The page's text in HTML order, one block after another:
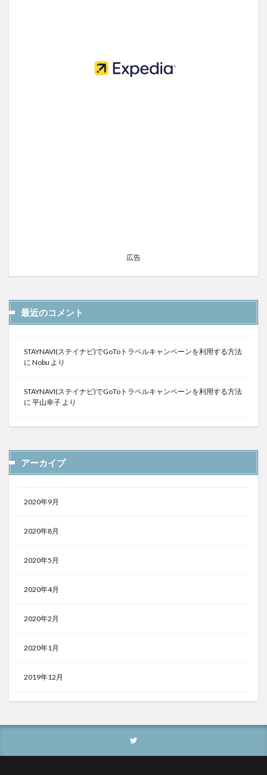
広告
最近のコメント
STAYNAVI(ステイナビ)でGoToトラベルキャンペーンを利用する方法
に Nobu より
STAYNAVI(ステイナビ)でGoToトラベルキャンペーンを利用する方法
に 平山幸子 より
アーカイブ
2020年9月
2020年8月
2020年5月
2020年4月
2020年2月
2020年1月
2019年12月